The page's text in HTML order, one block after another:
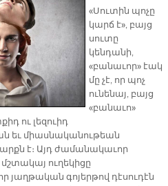
«Սուտին պոչը
կարճ է», բայց
սուտը
կենդանի,
«բանաւոր» էակ
մը չէ, որ պոչ
ունենայ, բայց
«բանաւո»
ու լեզուիդ
եւ միասնականութեան
է։ Այդ ժամանակաւոր
ուղեկիցը
յաղթական գոյերթով դէսուդէն